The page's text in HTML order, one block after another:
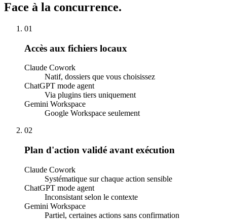
Face à la concurrence.
01
Accès aux fichiers locaux
Claude Cowork
Natif, dossiers que vous choisissez
ChatGPT mode agent
Via plugins tiers uniquement
Gemini Workspace
Google Workspace seulement
02
Plan d'action validé avant exécution
Claude Cowork
Systématique sur chaque action sensible
ChatGPT mode agent
Inconsistant selon le contexte
Gemini Workspace
Partiel, certaines actions sans confirmation